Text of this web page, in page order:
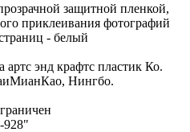
защитной пленкой,
приклеивания фотографий
- белый
энд крафтс пластик Ко.
Нингбо.